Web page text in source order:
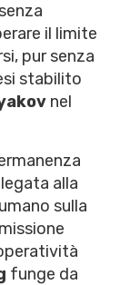
il limite
pur senza
stabilito
nel
alla
sulla
funge da